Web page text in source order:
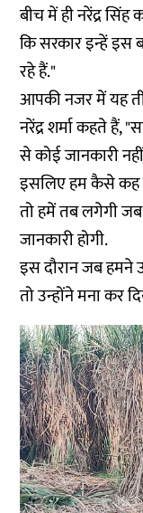
बीच में ही नरेंद्र सिंह
कि सरकार इन्हें इस
रहे हैं."
आपकी नजर में यह
नरेंद्र शर्मा कहते हैं,
से कोई जानकारी
इसलिए हम कैसे कह
तो हमें तब लगेगी
जानकारी होगी.
इस दौरान जब
तो उन्होंने मना कर